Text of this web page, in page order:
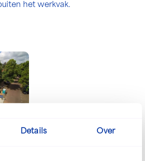
Details Over
het werkvak.
en vergroot galerij afbeelding in